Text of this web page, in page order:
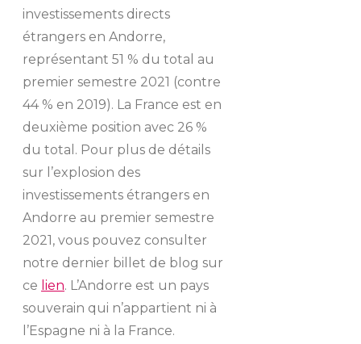
investissements directs
étrangers en Andorre,
représentant 51 % du total au
premier semestre 2021 (contre
44 % en 2019). La France est en
deuxième position avec 26 %
du total. Pour plus de détails
sur l’explosion des
investissements étrangers en
Andorre au premier semestre
2021, vous pouvez consulter
notre dernier billet de blog sur
ce lien. L’Andorre est un pays
souverain qui n’appartient ni à
l’Espagne ni à la France.